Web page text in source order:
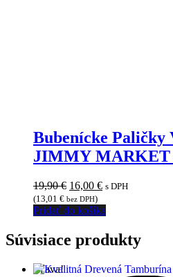
Bubenícke Paličky
JIMMY MARKET
19,90€ Pôvodná
cena
bola:
16,00 €Aktuálna
je:
s DPH
(13,01 € bez DPH)
Pridať do košíka
Súvisiace produkty
Zľava!